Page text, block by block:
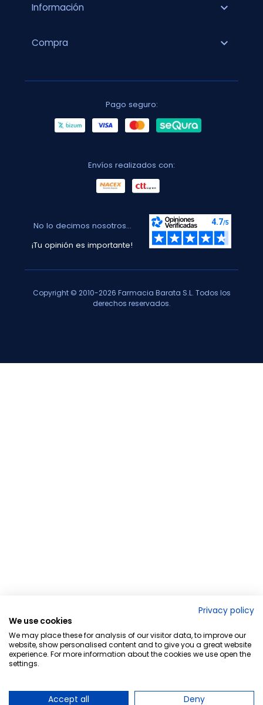
Información expand_more
Compra expand_more
Pago seguro:
Envíos realizados con:
No lo decimos nosotros...
¡Tu opinión es importante!
Copyright © 2010-2026 Farmacia Barata S.L. Todos los
derechos reservados.
Privacy policy
We use cookies
We may place these for analysis of our visitor data, to improve our
website, show personalised content and to give you a great website
experience. For more information about the cookies we use open the
settings.
Accept all Deny